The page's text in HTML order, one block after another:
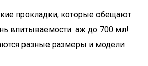
прокладки, которые обещают
впитываемости: аж до 700 мл!
разные размеры и модели